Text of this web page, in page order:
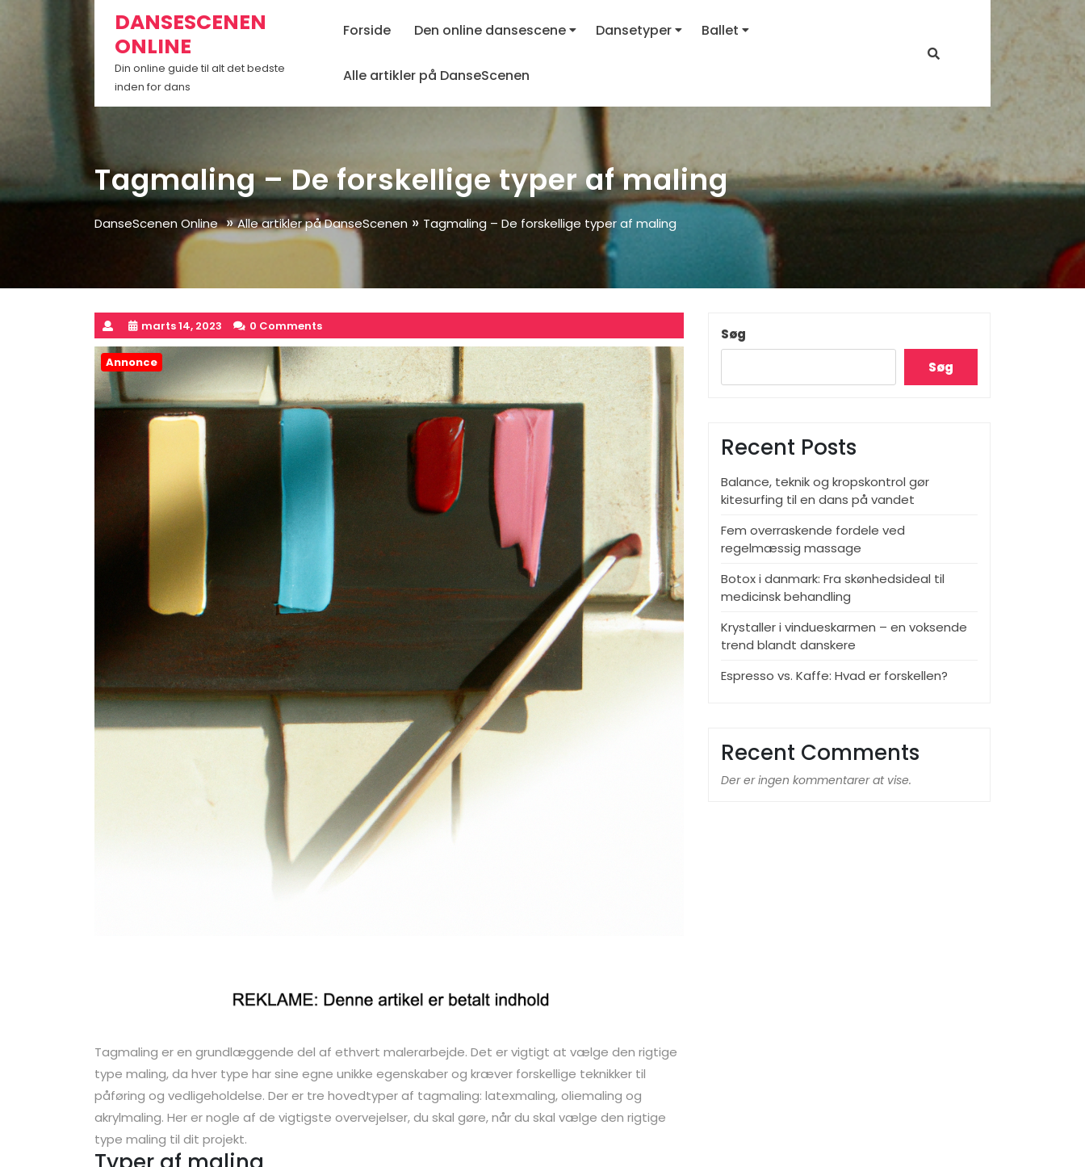
DANSESCENEN
ONLINE
Din online guide til alt det bedste
inden for dans
Forside Den online dansescene Dansetyper Ballet
Alle artikler på DanseScenen
Tagmaling – De forskellige typer af maling
DanseScenen Online»Alle artikler på DanseScenen » Tagmaling – De forskellige typer af maling
marts 14, 2023 0 Comments
Annonce
Tagmaling er en grundlæggende del af ethvert malerarbejde. Det er vigtigt at vælge den rigtige
type maling, da hver type har sine egne unikke egenskaber og kræver forskellige teknikker til
påføring og vedligeholdelse. Der er tre hovedtyper af tagmaling: latexmaling, oliemaling og
akrylmaling. Her er nogle af de vigtigste overvejelser, du skal gøre, når du skal vælge den rigtige
type maling til dit projekt.
Søg
Søg
Recent Posts
Balance, teknik og kropskontrol gør
kitesurfing til en dans på vandet
Fem overraskende fordele ved
regelmæssig massage
Botox i danmark: Fra skønhedsideal til
medicinsk behandling
Krystaller i vindueskarmen – en voksende
trend blandt danskere
Espresso vs. Kaffe: Hvad er forskellen?
Recent Comments
Der er ingen kommentarer at vise.